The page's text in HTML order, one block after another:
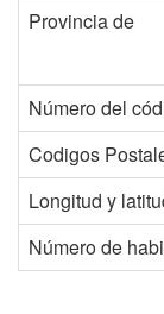
Provincia de
Número del
Codigos
Longitud y
Número de